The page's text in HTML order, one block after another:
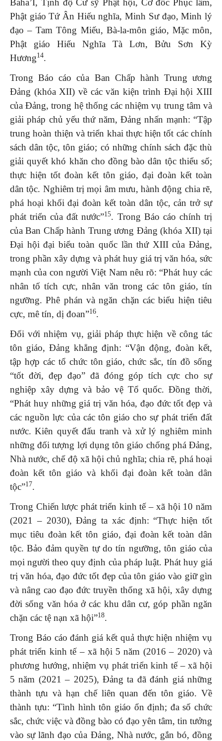
Baha’I, Tịnh độ Cư sỹ Phật hội, Cơ đốc Phục lâm,
Phật giáo Tứ Ân Hiếu nghĩa, Minh Sư đạo, Minh lý
đạo – Tam Tông Miếu, Bà-la-môn giáo, Mặc môn,
Phật giáo Hiếu Nghĩa Tà Lơn, Bửu Sơn Kỳ
Hương14.
Trong Báo cáo của Ban Chấp hành Trung ương
Đảng (khóa XII) về các văn kiện trình Đại hội XIII
của Đảng, trong hệ thống các nhiệm vụ trung tâm và
giải pháp chủ yếu thứ năm, Đảng nhấn mạnh: “Tập
trung hoàn thiện và triển khai thực hiện tốt các chính
sách dân tộc, tôn giáo; có những chính sách đặc thù
giải quyết khó khăn cho đồng bào dân tộc thiểu số;
thực hiện tốt đoàn kết tôn giáo, đại đoàn kết toàn
dân tộc. Nghiêm trị mọi âm mưu, hành động chia rẽ,
phá hoại khối đại đoàn kết toàn dân tộc, cản trở sự
phát triển của đất nước”15. Trong Báo cáo chính trị
của Ban Chấp hành Trung ương Đảng (khóa XII) tại
Đại hội đại biểu toàn quốc lần thứ XIII của Đảng,
trong phần xây dựng và phát huy giá trị văn hóa, sức
mạnh của con người Việt Nam nêu rõ: “Phát huy các
nhân tố tích cực, nhân văn trong các tôn giáo, tín
ngưỡng. Phê phán và ngăn chặn các biểu hiện tiêu
cực, mê tín, dị đoan”16.
Đối với nhiệm vụ, giải pháp thực hiện về công tác
tôn giáo, Đảng khẳng định: “Vận động, đoàn kết,
tập hợp các tổ chức tôn giáo, chức sắc, tín đồ sống
“tốt đời, đẹp đạo” đã đóng góp tích cực cho sự
nghiệp xây dựng và bảo vệ Tổ quốc. Đồng thời,
“Phát huy những giá trị văn hóa, đạo đức tốt đẹp và
các nguồn lực của các tôn giáo cho sự phát triển đất
nước. Kiên quyết đấu tranh và xử lý nghiêm minh
những đối tượng lợi dụng tôn giáo chống phá Đảng,
Nhà nước, chế độ xã hội chủ nghĩa; chia rẽ, phá hoại
đoàn kết tôn giáo và khối đại đoàn kết toàn dân
tộc”17.
Trong Chiến lược phát triển kinh tế – xã hội 10 năm
(2021 – 2030), Đảng ta xác định: “Thực hiện tốt
mục tiêu đoàn kết tôn giáo, đại đoàn kết toàn dân
tộc. Bảo đảm quyền tự do tín ngưỡng, tôn giáo của
mọi người theo quy định của pháp luật. Phát huy giá
trị văn hóa, đạo đức tốt đẹp của tôn giáo vào giữ gìn
và nâng cao đạo đức truyền thống xã hội, xây dựng
đời sống văn hóa ở các khu dân cư, góp phần ngăn
chặn các tệ nạn xã hội”18.
Trong Báo cáo đánh giá kết quả thực hiện nhiệm vụ
phát triển kinh tế – xã hội 5 năm (2016 – 2020) và
phương hướng, nhiệm vụ phát triển kinh tế – xã hội
5 năm (2021 – 2025), Đảng ta đã đánh giá những
thành tựu và hạn chế liên quan đến tôn giáo. Về
thành tựu: “Tình hình tôn giáo ổn định; đa số chức
sắc, chức việc và đồng bào có đạo yên tâm, tin tưởng
vào sự lãnh đạo của Đảng, Nhà nước, gắn bó, đồng